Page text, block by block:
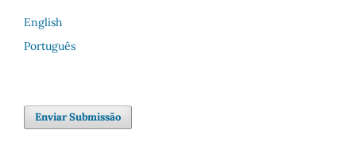
English
Português
Enviar Submissão